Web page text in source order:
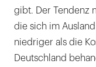
gibt. Der Tendenz
die sich im
niedriger als die
Deutschland